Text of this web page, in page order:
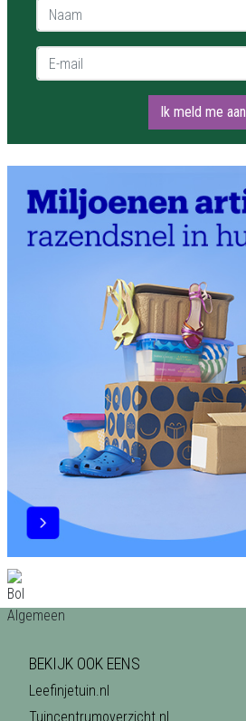
Naam *
E-mail *
Ik meld me aan
BEKIJK OOK EENS
Leefinjetuin.nl
Tuincentrumoverzicht.nl